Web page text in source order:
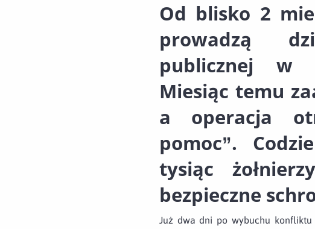
Od blisko 2
prowadzą
publicznej w
Miesiąc temu
a operacja
pomoc”.
tysiąc
bezpieczne
Już dwa dni po wybuchu